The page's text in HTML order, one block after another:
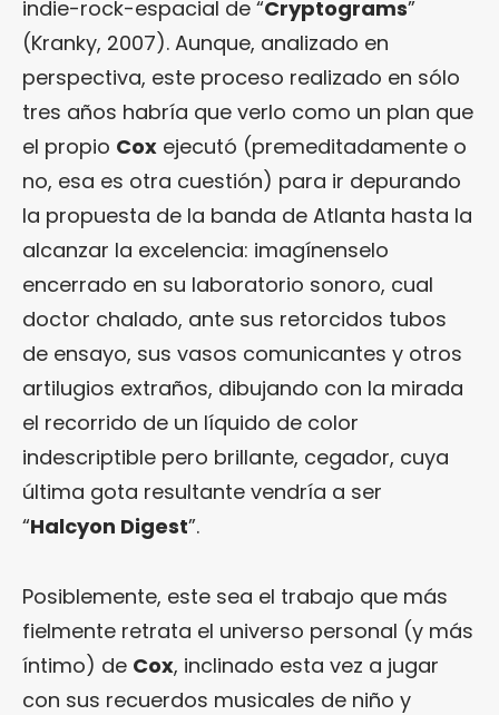
indie-rock-espacial de “Cryptograms”
(Kranky, 2007). Aunque, analizado en
perspectiva, este proceso realizado en sólo
tres años habría que verlo como un plan que
el propio Cox ejecutó (premeditadamente o
no, esa es otra cuestión) para ir depurando
la propuesta de la banda de Atlanta hasta la
alcanzar la excelencia: imagínenselo
encerrado en su laboratorio sonoro, cual
doctor chalado, ante sus retorcidos tubos
de ensayo, sus vasos comunicantes y otros
artilugios extraños, dibujando con la mirada
el recorrido de un líquido de color
indescriptible pero brillante, cegador, cuya
última gota resultante vendría a ser
“Halcyon Digest”.
Posiblemente, este sea el trabajo que más
fielmente retrata el universo personal (y más
íntimo) de Cox, inclinado esta vez a jugar
con sus recuerdos musicales de niño y